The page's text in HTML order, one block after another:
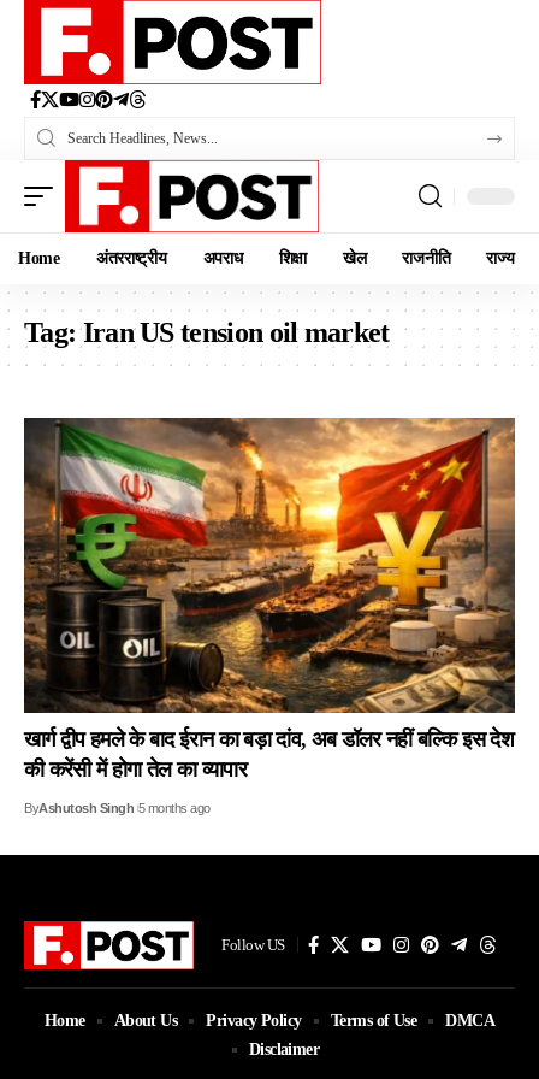
Home अंतरराष्ट्रीय अपराध शिक्षा खेल राजनीति राज्य
Tag:Iran US tension oil market
खार्ग द्वीप हमले के बाद ईरान का बड़ा दांव, अब डॉलर नहीं बल्कि इस देश
की करेंसी में होगा तेल का व्यापार
ByAshutosh Singh 5 months ago
Follow US
Home About Us Privacy Policy Terms of Use
DMCA
Disclaimer